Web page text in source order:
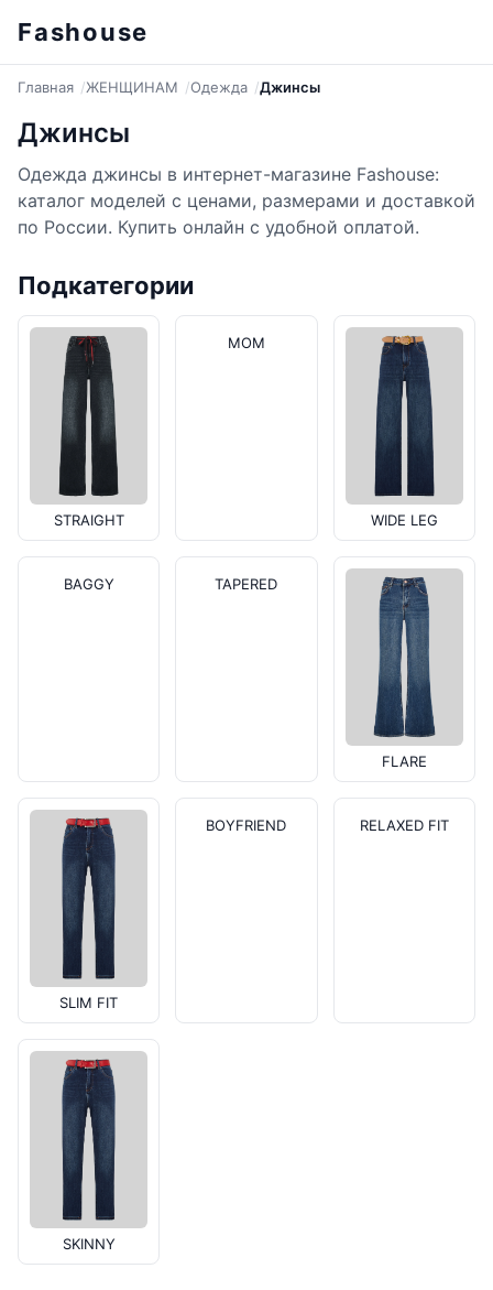
Fashouse
Главная ЖЕНЩИНАМ Одежда Джинсы
Джинсы
Одежда джинсы в интернет-магазине Fashouse:
каталог моделей с ценами, размерами и доставкой
по России. Купить онлайн с удобной оплатой.
Подкатегории
STRAIGHT
MOM
WIDE LEG
BAGGY TAPERED
FLARE
SLIM FIT
BOYFRIEND RELAXED FIT
SKINNY